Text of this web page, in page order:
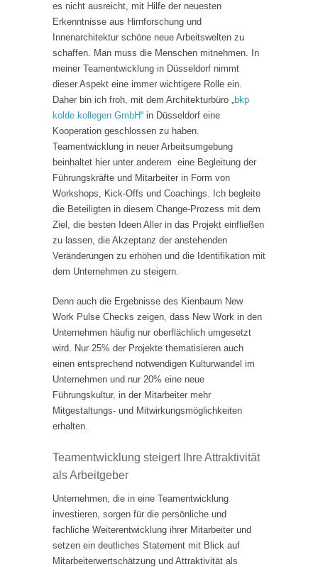
es nicht ausreicht, mit Hilfe der neuesten
Erkenntnisse aus Hirnforschung und
Innenarchitektur schöne neue Arbeitswelten zu
schaffen. Man muss die Menschen mitnehmen. In
meiner Teamentwicklung in Düsseldorf nimmt
dieser Aspekt eine immer wichtigere Rolle ein.
Daher bin ich froh, mit dem Architekturbüro „bkp
kolde kollegen GmbH“ in Düsseldorf eine
Kooperation geschlossen zu haben.
Teamentwicklung in neuer Arbeitsumgebung
beinhaltet hier unter anderem eine Begleitung der
Führungskräfte und Mitarbeiter in Form von
Workshops, Kick-Offs und Coachings. Ich begleite
die Beteiligten in diesem Change-Prozess mit dem
Ziel, die besten Ideen Aller in das Projekt einfließen
zu lassen, die Akzeptanz der anstehenden
Veränderungen zu erhöhen und die Identifikation mit
dem Unternehmen zu steigern.
Denn auch die Ergebnisse des Kienbaum New
Work Pulse Checks zeigen, dass New Work in den
Unternehmen häufig nur oberflächlich umgesetzt
wird. Nur 25% der Projekte thematisieren auch
einen entsprechend notwendigen Kulturwandel im
Unternehmen und nur 20% eine neue
Führungskultur, in der Mitarbeiter mehr
Mitgestaltungs- und Mitwirkungsmöglichkeiten
erhalten.
Teamentwicklung steigert Ihre Attraktivität
als Arbeitgeber
Unternehmen, die in eine Teamentwicklung
investieren, sorgen für die persönliche und
fachliche Weiterentwicklung ihrer Mitarbeiter und
setzen ein deutliches Statement mit Blick auf
Mitarbeiterwertschätzung und Attraktivität als